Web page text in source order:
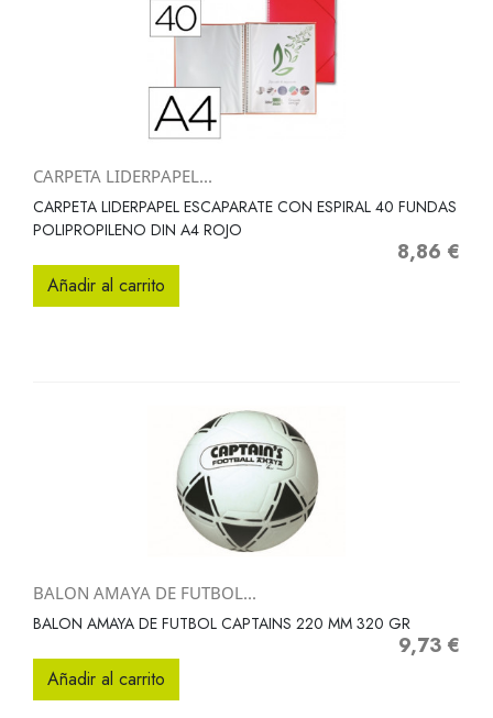
CARPETA LIDERPAPEL...
CARPETA LIDERPAPEL ESCAPARATE CON ESPIRAL 40 FUNDAS
POLIPROPILENO DIN A4 ROJO
Precio
8,86 €
Añadir al carrito
BALON AMAYA DE FUTBOL...
BALON AMAYA DE FUTBOL CAPTAINS 220 MM 320 GR
Precio
9,73 €
Añadir al carrito